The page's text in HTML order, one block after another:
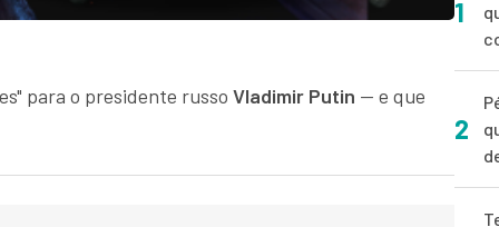
para o presidente russo Vladimir Putin — e que
1
2